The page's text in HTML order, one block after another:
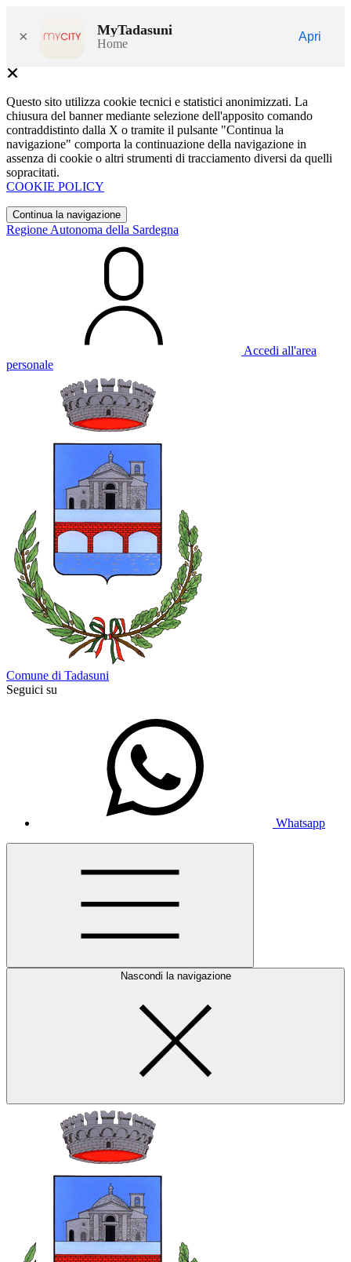
× MyTadasuni
Home
Apri
Questo sito utilizza cookie tecnici e statistici anonimizzati. La
chiusura del banner mediante selezione dell'apposito comando
contraddistinto dalla X o tramite il pulsante "Continua la
navigazione" comporta la continuazione della navigazione in
assenza di cookie o altri strumenti di tracciamento diversi da quelli
sopracitati.
COOKIE POLICY
Continua la navigazione
Regione Autonoma della Sardegna
Accedi all'area
personale
Comune di Tadasuni
Seguici su
Whatsapp
Nascondi la navigazione